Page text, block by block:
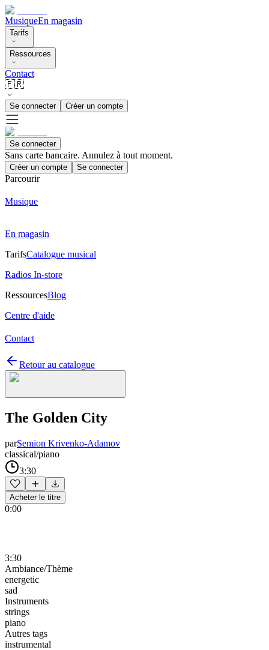
MusiqueEn magasin
Tarifs
Ressources
Contact
🇫🇷
Se connecter Créer un compte
Se connecter
Sans carte bancaire. Annulez à tout moment.
Créer un compte Se connecter
Parcourir
Musique
En magasin
TarifsCatalogue musical
Radios In-store
RessourcesBlog
Centre d'aide
Contact
Retour au catalogue
The Golden City
parSemion Krivenko-Adamov
classical/piano
3:30
Acheter le titre
0:00
3:30
Ambiance/Thème
energetic
sad
Instruments
strings
piano
Autres tags
instrumental